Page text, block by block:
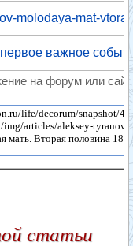
molodaya-mat-
важное
на форум или
статьи